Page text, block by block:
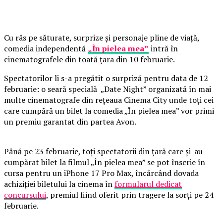
Cu râs pe săturate, surprize și personaje pline de viață,
comedia independentă „În pielea mea” intră în
cinematografele din toată țara din 10 februarie.
Spectatorilor li s-a pregătit o surpriză pentru data de 12
februarie: o seară specială „Date Night” organizată în mai
multe cinematografe din rețeaua Cinema City unde toți cei
care cumpără un bilet la comedia „În pielea mea” vor primi
un premiu garantat din partea Avon.
Până pe 23 februarie, toți spectatorii din țară care și-au
cumpărat bilet la filmul „În pielea mea” se pot înscrie în
cursa pentru un iPhone 17 Pro Max, încărcând dovada
achiziției biletului la cinema înformularul dedicat
concursului, premiul fiind oferit prin tragere la sorți pe 24
februarie.